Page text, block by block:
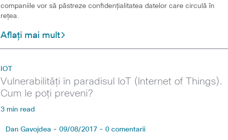
companiile vor să păstreze confidențialitatea datelor care circulă în
rețea.
Aflați mai mult
IOT
Vulnerabilități în paradisul IoT (Internet of Things).
Cum le poți preveni?
3 min read
Dan Gavojdea - 09/08/2017 - 0 comentarii